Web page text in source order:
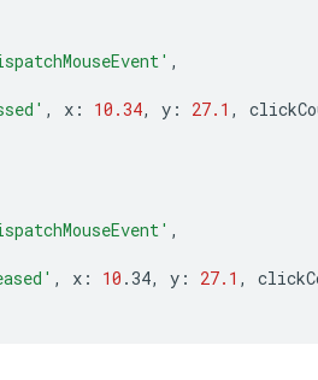
,
, x : 10.34, y : 27.1 ,
,
, x : 10 .34, y : 27.1 ,